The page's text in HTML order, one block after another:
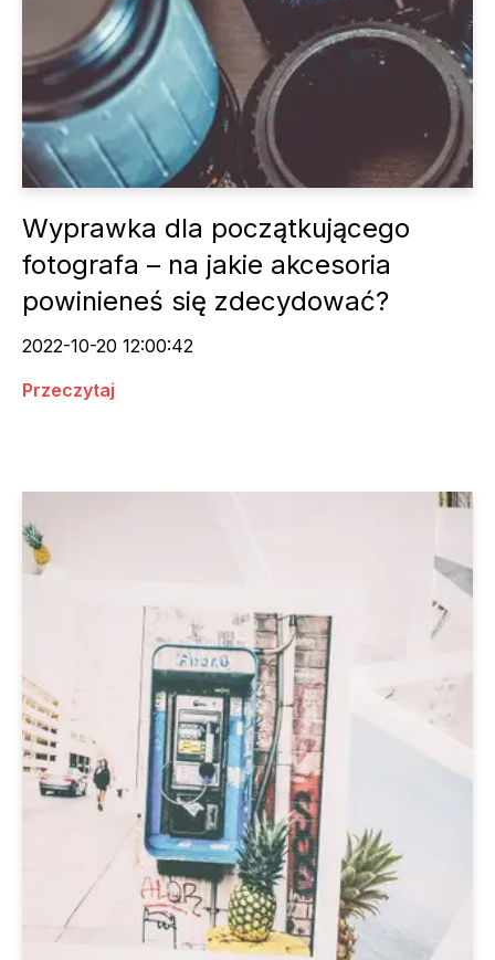
Wyprawka dla początkującego
fotografa – na jakie akcesoria
powinieneś się zdecydować?
2022-10-20 12:00:42
Przeczytaj